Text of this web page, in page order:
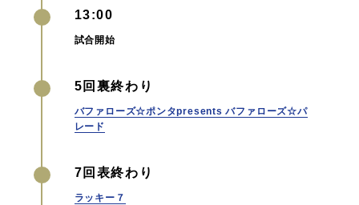
13:00
試合開始
5回裏終わり
バファローズ☆ポンタpresents バファローズ☆パ
レード
7回表終わり
ラッキー７